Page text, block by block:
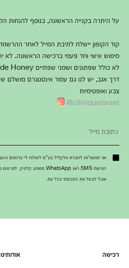
על היתרה בקנייה הראשונה, בנוסף להנחות
קוד הקופון יישלח לתיבת המייל לאחר
מימוש אישי וחד פעמי ברכישה הראשונה. לא
לא כולל שפתונים ושמני שפתיים Black/Pink/Nude Honey
דרך אגב, יש לנו גם עמוד אינסטגרם מושלם
צבע ואופטימיות
cliniqueisrael@
אני מאשר/ת לחברת אלקליל בע"מ לשלוח לי עדכונים
הודעות SMS ו/או WhatsApp ממותג קליניק. לפרטים נוספים ראה/י
אוכל לבטל את הסכמתי בכל עת.
רכישה אודותינו